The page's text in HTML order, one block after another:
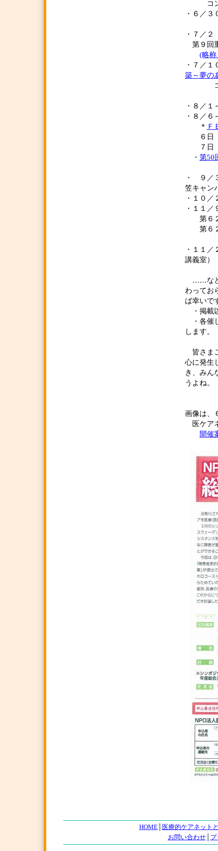
コンセ
・６／
・７／
第９回
(略
・７／
築～夢の
コン
・８／
・８／
＊ Ｆ
６日（
７日（
・ 第50
・ ９／
笠キャン
・１０
・１１
第６２
第６２
・１１
講義室
……など
わってお
ば幸い
・掲載
・各催
皆さま
心に発生
き、みん
うよね。
画像は、
医ケア
開催
HOME
医療的ケアネット
お問い合わせ│ プ